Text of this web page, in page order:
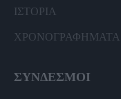
ΙΣΤΟΡΙΑ
ΧΡΟΝΟΓΡΑΦΗΜΑΤΑ
ΣΥΝΔΕΣΜΟΙ